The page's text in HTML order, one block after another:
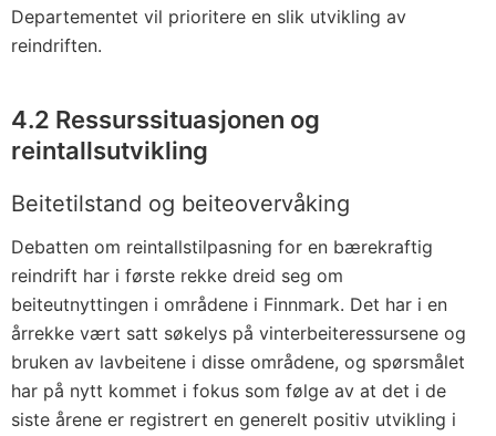
Departementet vil prioritere en slik utvikling av
reindriften.
4.2 Ressurssituasjonen og
reintallsutvikling
Beitetilstand og beiteovervåking
Debatten om reintallstilpasning for en bærekraftig
reindrift har i første rekke dreid seg om
beiteutnyttingen i områdene i Finnmark. Det har i en
årrekke vært satt søkelys på vinterbeiteressursene og
bruken av lavbeitene i disse områdene, og spørsmålet
har på nytt kommet i fokus som følge av at det i de
siste årene er registrert en generelt positiv utvikling i